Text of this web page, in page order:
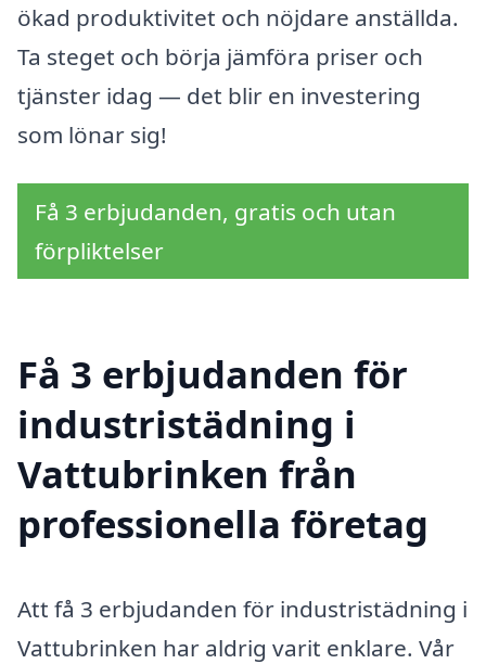
ökad produktivitet och nöjdare anställda.
Ta steget och börja jämföra priser och
tjänster idag — det blir en investering
som lönar sig!
Få 3 erbjudanden, gratis och utan
förpliktelser
Få 3 erbjudanden för
industristädning i
Vattubrinken från
professionella företag
Att få 3 erbjudanden för industristädning i
Vattubrinken har aldrig varit enklare. Vår